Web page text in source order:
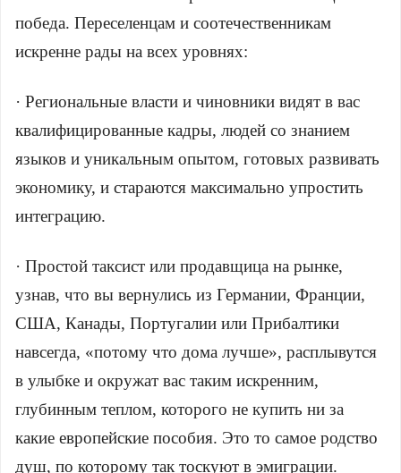
победа. Переселенцам и соотечественникам
искренне рады на всех уровнях:
· Региональные власти и чиновники видят в вас
квалифицированные кадры, людей со знанием
языков и уникальным опытом, готовых развивать
экономику, и стараются максимально упростить
интеграцию.
· Простой таксист или продавщица на рынке,
узнав, что вы вернулись из Германии, Франции,
США, Канады, Португалии или Прибалтики
навсегда, «потому что дома лучше», расплывутся
в улыбке и окружат вас таким искренним,
глубинным теплом, которого не купить ни за
какие европейские пособия. Это то самое родство
душ, по которому так тоскуют в эмиграции.